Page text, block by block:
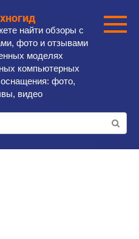
найти обзоры с
фото и отзывами
моделях
компьютерных
оснащения: фото,
видео